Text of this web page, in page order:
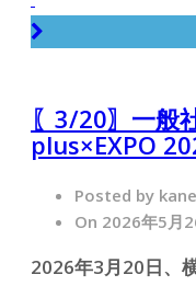
〖3/20〗一般
plus×EXPO
Posted by
On 2026年5月
2026年3月20日、